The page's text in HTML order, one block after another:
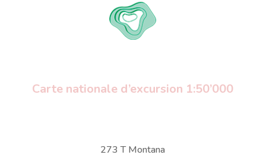
Carte nationale d’excursion 1:50’000
273 T Montana